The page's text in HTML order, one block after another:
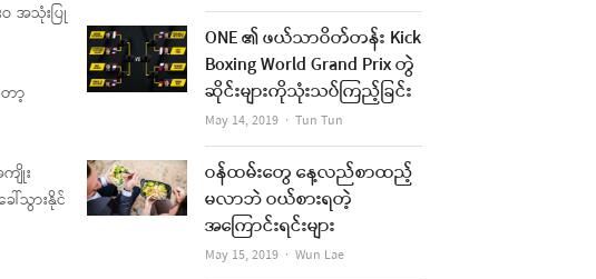
အသုံးပြု
ာ့
ျိုး
သွားနိုင်
ONE ၏ ဖယ်သာဝိတ်တန်း Kick
Boxing World Grand Prix တွဲ
ဆိုင်းများကိုသုံးသပ်ကြည့်ခြင်း
May 14, 2019 Author
Tun Tun
ဝန်ထမ်းတွေ နေ့လည်စာထည့်
မလာဘဲ ဝယ်စားရတဲ့
အကြောင်းရင်းများ
May 15, 2019 Author
Wun Lae